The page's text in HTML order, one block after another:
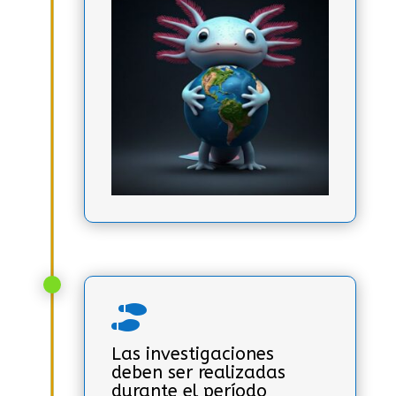

Las investigaciones
deben ser realizadas
durante el período